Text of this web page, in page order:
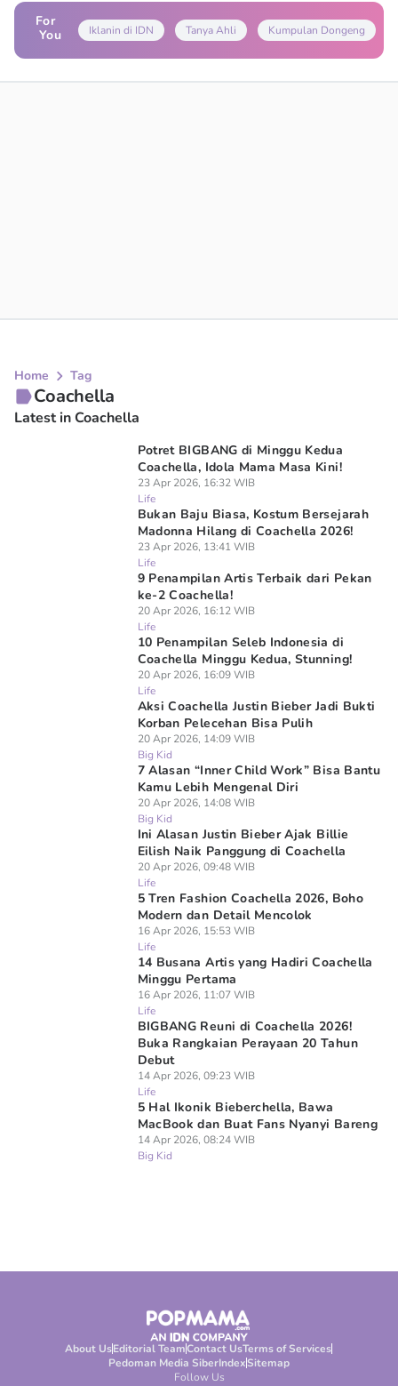
For
You
Iklanin di IDN Tanya Ahli Kumpulan Dongeng
Home Tag
Coachella
Latest in Coachella
Potret BIGBANG di Minggu Kedua
Coachella, Idola Mama Masa Kini!
23 Apr 2026, 16:32 WIB
Life
Bukan Baju Biasa, Kostum Bersejarah
Madonna Hilang di Coachella 2026!
23 Apr 2026, 13:41 WIB
Life
9 Penampilan Artis Terbaik dari Pekan
ke-2 Coachella!
20 Apr 2026, 16:12 WIB
Life
10 Penampilan Seleb Indonesia di
Coachella Minggu Kedua, Stunning!
20 Apr 2026, 16:09 WIB
Life
Aksi Coachella Justin Bieber Jadi Bukti
Korban Pelecehan Bisa Pulih
20 Apr 2026, 14:09 WIB
Big Kid
7 Alasan “Inner Child Work” Bisa Bantu
Kamu Lebih Mengenal Diri
20 Apr 2026, 14:08 WIB
Big Kid
Ini Alasan Justin Bieber Ajak Billie
Eilish Naik Panggung di Coachella
20 Apr 2026, 09:48 WIB
Life
5 Tren Fashion Coachella 2026, Boho
Modern dan Detail Mencolok
16 Apr 2026, 15:53 WIB
Life
14 Busana Artis yang Hadiri Coachella
Minggu Pertama
16 Apr 2026, 11:07 WIB
Life
BIGBANG Reuni di Coachella 2026!
Buka Rangkaian Perayaan 20 Tahun
Debut
14 Apr 2026, 09:23 WIB
Life
5 Hal Ikonik Bieberchella, Bawa
MacBook dan Buat Fans Nyanyi Bareng
14 Apr 2026, 08:24 WIB
Big Kid
About UsEditorial TeamContact UsTerms of Services
Pedoman Media SiberIndexSitemap
Follow Us